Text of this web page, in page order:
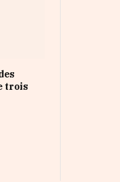
trois